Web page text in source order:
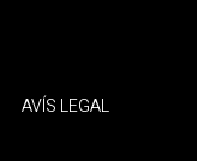
AVÍS LEGAL